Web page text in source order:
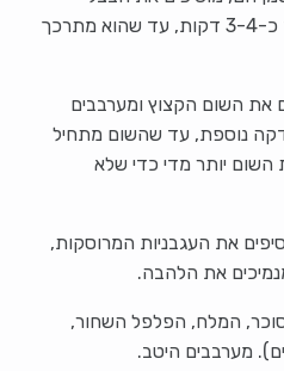
הקצוץ ומטגנים במשך כ-3-4 דקות, עד שהוא מתרכך
את השום הקצוץ ומערבבים
נוספת, עד שהשום מתחיל
יותר מדי כדי שלא
את העגבניות המרוסקות,
את הלהבה.
המלח, הפלפל השחור,
מערבבים היטב.